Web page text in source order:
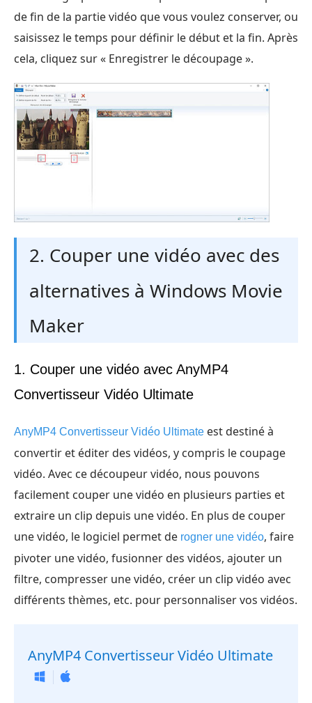
de fin de la partie vidéo que vous voulez conserver, ou
saisissez le temps pour définir le début et la fin. Après
cela, cliquez sur « Enregistrer le découpage ».
2. Couper une vidéo avec des
alternatives à Windows Movie
Maker
1. Couper une vidéo avec AnyMP4
Convertisseur Vidéo Ultimate
AnyMP4 Convertisseur Vidéo Ultimate est destiné à
convertir et éditer des vidéos, y compris le coupage
vidéo. Avec ce découpeur vidéo, nous pouvons
facilement couper une vidéo en plusieurs parties et
extraire un clip depuis une vidéo. En plus de couper
une vidéo, le logiciel permet de rogner une vidéo, faire
pivoter une vidéo, fusionner des vidéos, ajouter un
filtre, compresser une vidéo, créer un clip vidéo avec
différents thèmes, etc. pour personnaliser vos vidéos.
AnyMP4 Convertisseur Vidéo Ultimate